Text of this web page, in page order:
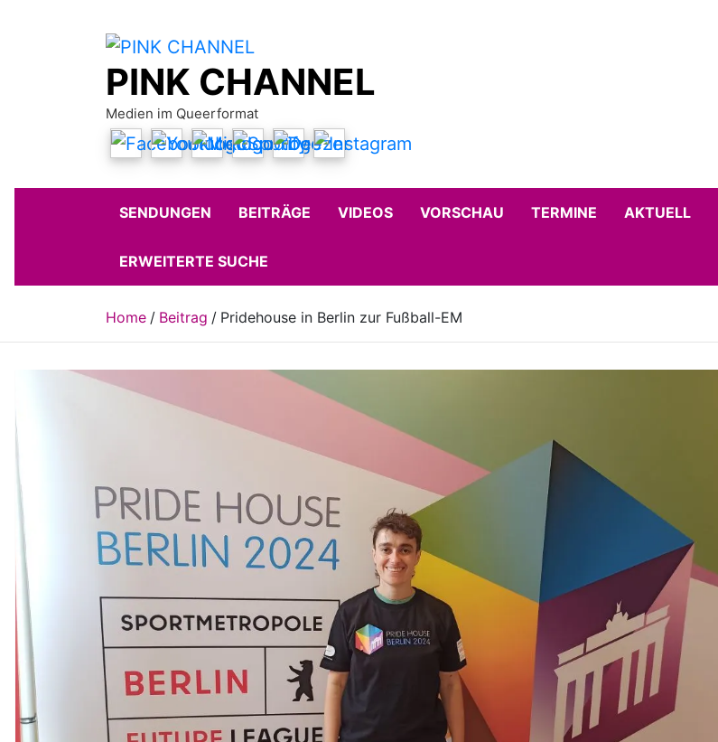
PINK CHANNEL
Medien im Queerformat
SENDUNGEN BEITRÄGE VIDEOS VORSCHAU TERMINE AKTUELL
ERWEITERTE SUCHE
Home Beitrag Pridehouse in Berlin zur Fußball-EM